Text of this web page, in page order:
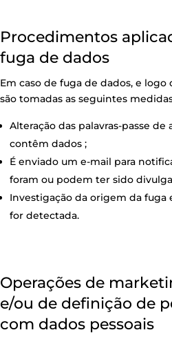
Procedimentos
fuga de dados
Em caso de fuga de dados, e logo
são tomadas as seguintes
Alteração das palavras-passe de
contêm dados ;
É enviado um e-mail para
foram ou podem ter sido
Investigação da origem da fuga
for detectada.
Operações de
e/ou de definição de
com dados pessoais